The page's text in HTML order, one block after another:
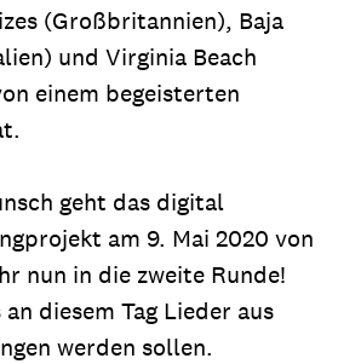
(Großbritannien), Baja
und Virginia Beach
einem begeisterten
geht das digital
am 9. Mai 2020 von
nun in die zweite Runde!
diesem Tag Lieder aus
werden sollen.